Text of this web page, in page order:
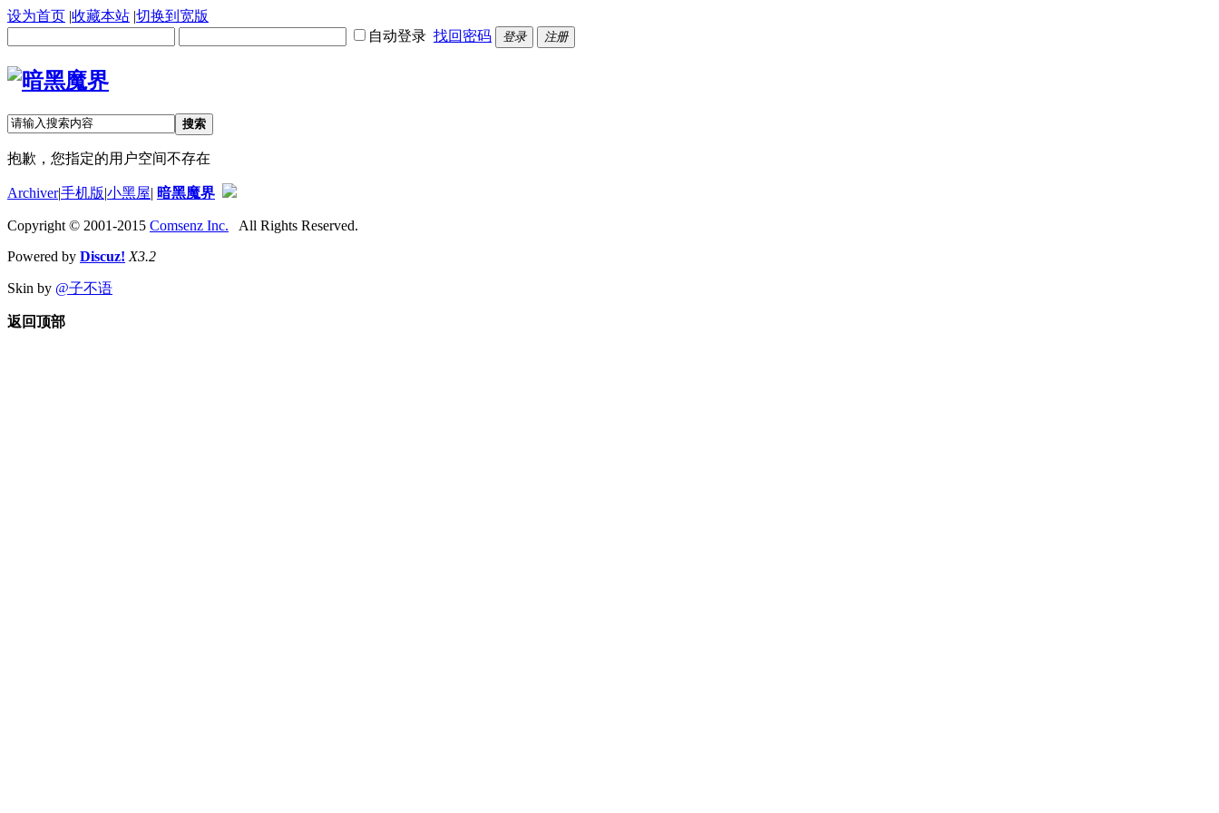
设为首页 |收藏本站 |切换到宽版
自动登录 找回密码 登录 注册
搜索
抱歉，您指定的用户空间不存在
Archiver|手机版|小黑屋| 暗黑魔界
Copyright © 2001-2015 Comsenz Inc. All Rights Reserved.
Powered by Discuz! X3.2
Skin by @子不语
返回顶部